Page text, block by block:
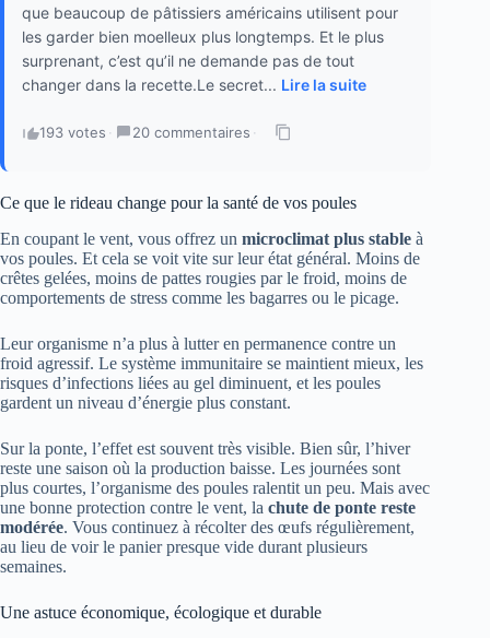
que beaucoup de pâtissiers américains utilisent pour
les garder bien moelleux plus longtemps. Et le plus
surprenant, c’est qu’il ne demande pas de tout
changer dans la recette.Le secret... Lire la suite
193 votes · 20 commentaires ·
Ce que le rideau change pour la santé de vos poules
En coupant le vent, vous offrez un microclimat plus stable à
vos poules. Et cela se voit vite sur leur état général. Moins de
crêtes gelées, moins de pattes rougies par le froid, moins de
comportements de stress comme les bagarres ou le picage.
Leur organisme n’a plus à lutter en permanence contre un
froid agressif. Le système immunitaire se maintient mieux, les
risques d’infections liées au gel diminuent, et les poules
gardent un niveau d’énergie plus constant.
Sur la ponte, l’effet est souvent très visible. Bien sûr, l’hiver
reste une saison où la production baisse. Les journées sont
plus courtes, l’organisme des poules ralentit un peu. Mais avec
une bonne protection contre le vent, la chute de ponte reste
modérée. Vous continuez à récolter des œufs régulièrement,
au lieu de voir le panier presque vide durant plusieurs
semaines.
Une astuce économique, écologique et durable